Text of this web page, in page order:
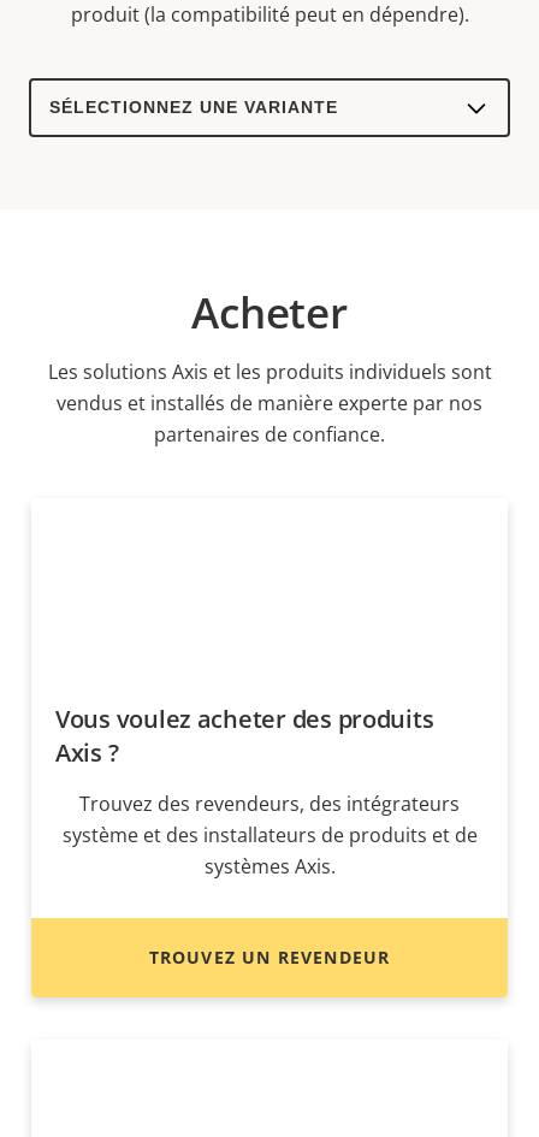
produit (la compatibilité peut en dépendre).
Select
product
Acheter
Les solutions Axis et les produits individuels sont
vendus et installés de manière experte par nos
partenaires de confiance.
Vous voulez acheter des produits
Axis ?
Trouvez des revendeurs, des intégrateurs
système et des installateurs de produits et de
systèmes Axis.
TROUVEZ UN REVENDEUR